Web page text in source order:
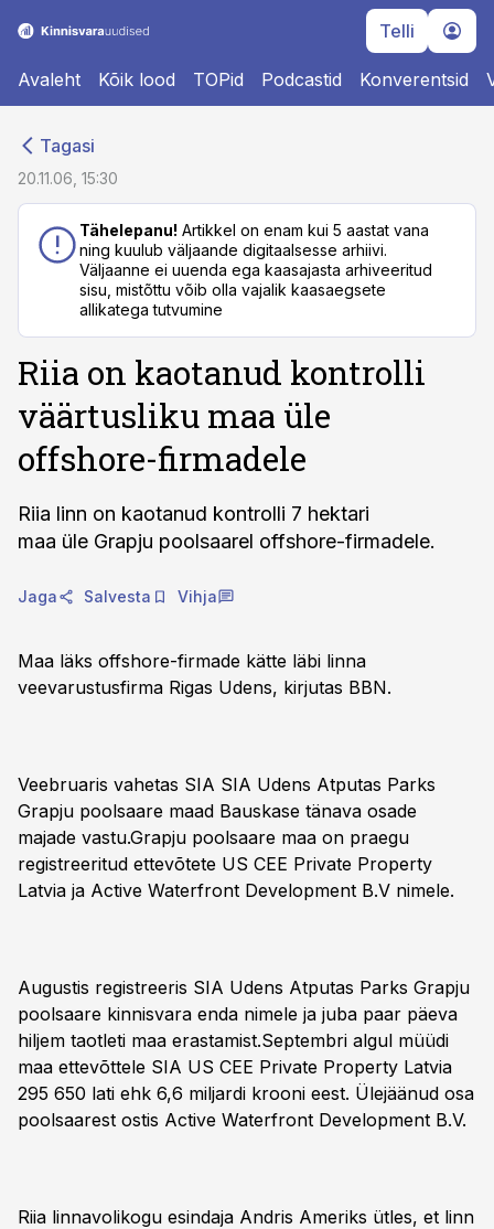
Telli
Avaleht Kõik lood TOPid Podcastid Konverentsid
Tagasi
20.11.06, 15:30
Tähelepanu! Artikkel on enam kui 5 aastat vana
ning kuulub väljaande digitaalsesse arhiivi.
Väljaanne ei uuenda ega kaasajasta arhiveeritud
sisu, mistõttu võib olla vajalik kaasaegsete
allikatega tutvumine
Riia on kaotanud kontrolli
väärtusliku maa üle
offshore-firmadele
Riia linn on kaotanud kontrolli 7 hektari
maa üle Grapju poolsaarel offshore-firmadele.
Jaga Salvesta Vihja
Maa läks offshore-firmade kätte läbi linna
veevarustusfirma Rigas Udens, kirjutas BBN.
Veebruaris vahetas SIA SIA Udens Atputas Parks
Grapju poolsaare maad Bauskase tänava osade
majade vastu.Grapju poolsaare maa on praegu
registreeritud ettevõtete US CEE Private Property
Latvia ja Active Waterfront Development B.V nimele.
Augustis registreeris SIA Udens Atputas Parks Grapju
poolsaare kinnisvara enda nimele ja juba paar päeva
hiljem taotleti maa erastamist.Septembri algul müüdi
maa ettevõttele SIA US CEE Private Property Latvia
295 650 lati ehk 6,6 miljardi krooni eest. Ülejäänud osa
poolsaarest ostis Active Waterfront Development B.V.
Riia linnavolikogu esindaja Andris Ameriks ütles, et linn